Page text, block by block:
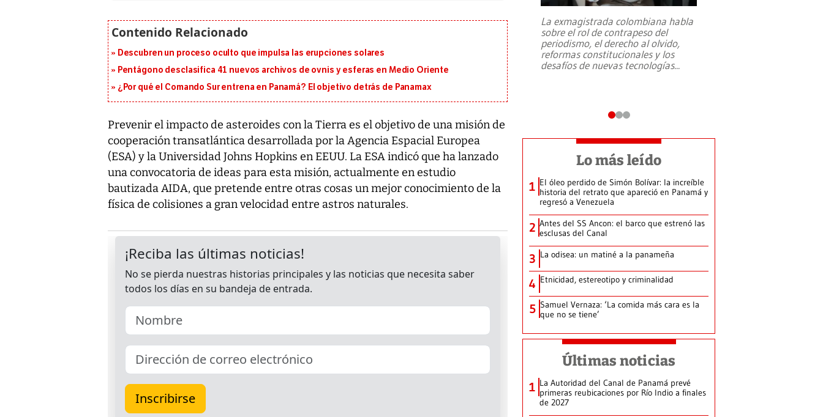
Descubren un proceso oculto que impulsa las erupciones solares
Pentágono desclasifica 41 nuevos archivos de ovnis y esferas en Medio Oriente
¿Por qué el Comando Sur entrena en Panamá? El objetivo detrás de Panamax
Prevenir el impacto de asteroides con la Tierra es el objetivo de una misión de
cooperación transatlántica desarrollada por la Agencia Espacial Europea
(ESA) y la Universidad Johns Hopkins en EEUU. La ESA indicó que ha lanzado
una convocatoria de ideas para esta misión, actualmente en estudio
bautizada AIDA, que pretende entre otras cosas un mejor conocimiento de la
física de colisiones a gran velocidad entre astros naturales.
al sur de Japón, provocando una
La exmagistrada colombiana habla
sobre el rol de contrapeso del
periodismo, el derecho al olvido,
reformas constitucionales y los
desafíos de nuevas tecnologías...
Lo más leído
1 El óleo perdido de Simón Bolívar: la increíble
historia del retrato que apareció en Panamá y
regresó a Venezuela
2 Antes del SS Ancon: el barco que estrenó las
esclusas del Canal
3 La odisea: un matiné a la panameña
4 Etnicidad, estereotipo y criminalidad
5 Samuel Vernaza: ‘La comida más cara es la
que no se tiene’
Últimas noticias
1 La Autoridad del Canal de Panamá prevé
primeras reubicaciones por Río Indio a finales
de 2027